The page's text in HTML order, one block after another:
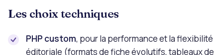
Les choix techniques
PHP custom, pour la performance et la flexibilité
éditoriale (formats de fiche évolutifs, tableaux de